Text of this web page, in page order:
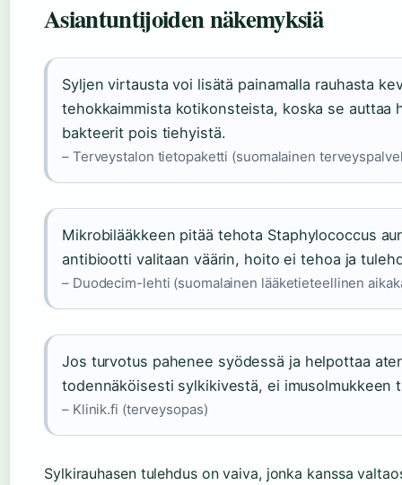
Asiantuntijoiden näkemyksiä
Syljen virtausta voi lisätä painamalla rauhasta
tehokkaimmista kotikonsteista, koska se auttaa
bakteerit pois tiehyistä.
– Terveystalon tietopaketti (suomalainen
Mikrobilääkkeen pitää tehota Staphylococcus
antibiootti valitaan väärin, hoito ei tehoa ja
– Duodecim-lehti (suomalainen lääketieteellinen
Jos turvotus pahenee syödessä ja helpottaa
todennäköisesti sylkikivestä, ei imusolmukkeen
– Klinik.fi (terveysopas)
Sylkirauhasen tulehdus on vaiva, jonka kanssa